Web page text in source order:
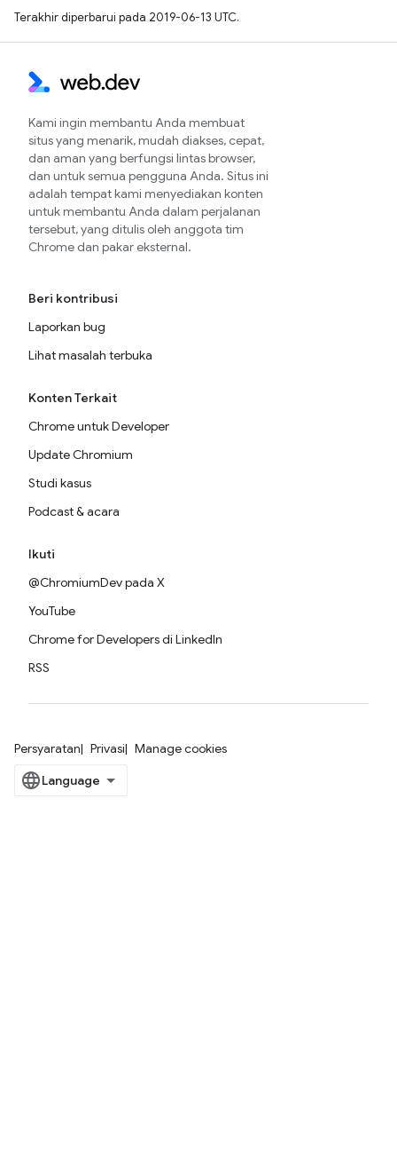
Terakhir diperbarui pada 2019-06-13 UTC.
Kami ingin membantu Anda membuat
situs yang menarik, mudah diakses, cepat,
dan aman yang berfungsi lintas browser,
dan untuk semua pengguna Anda. Situs ini
adalah tempat kami menyediakan konten
untuk membantu Anda dalam perjalanan
tersebut, yang ditulis oleh anggota tim
Chrome dan pakar eksternal.
Beri kontribusi
Laporkan bug
Lihat masalah terbuka
Konten Terkait
Chrome untuk Developer
Update Chromium
Studi kasus
Podcast & acara
Ikuti
@ChromiumDev pada X
YouTube
Chrome for Developers di LinkedIn
RSS
Persyaratan Privasi Manage cookies